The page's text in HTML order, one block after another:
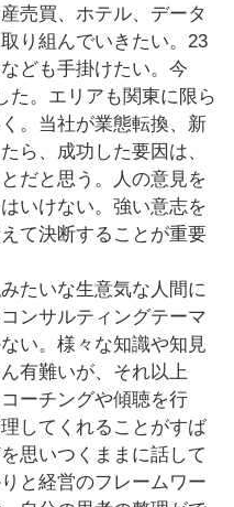
売買、ホテル、データ
り組んでいきたい。23
ども手掛けたい。今
た。エリアも関東に限ら
。当社が業態転換、新
ら、成功した要因は、
だと思う。人の意見を
いけない。強い意志を
て決断することが重要
たいな生意気な人間に
ンサルティングテーマ
い。様々な知識や知見
有難いが、それ以上
ーチングや傾聴を行
してくれることがすば
思いつくままに話して
と経営のフレームワー